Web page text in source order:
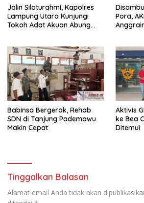
Jalin Silaturahmi, Kapolres
Lampung Utara Kunjungi
Tokoh Adat Akuan Abung
Pora,
Babinsa Bergerak, Rehab
SDN di Tanjung Pademawu
Makin Cepat
Aktivis
ke Bea
Ditemui
Tinggalkan Balasan
Alamat email Anda tidak akan